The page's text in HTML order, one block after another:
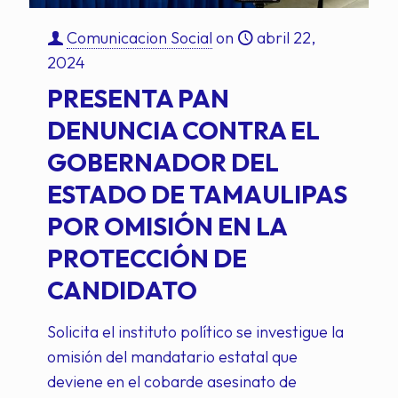
Comunicacion Social on
abril 22,
2024
PRESENTA PAN
DENUNCIA CONTRA EL
GOBERNADOR DEL
ESTADO DE TAMAULIPAS
POR OMISIÓN EN LA
PROTECCIÓN DE
CANDIDATO
Solicita el instituto político se investigue la
omisión del mandatario estatal que
deviene en el cobarde asesinato de